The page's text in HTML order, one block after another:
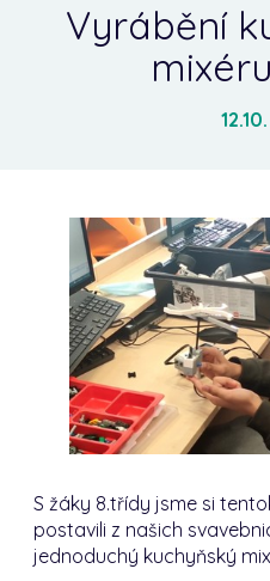
Vyrábění
mixéru
S žáky 8.třídy jsme si
postavili z našich
jednoduchý kuchyňský